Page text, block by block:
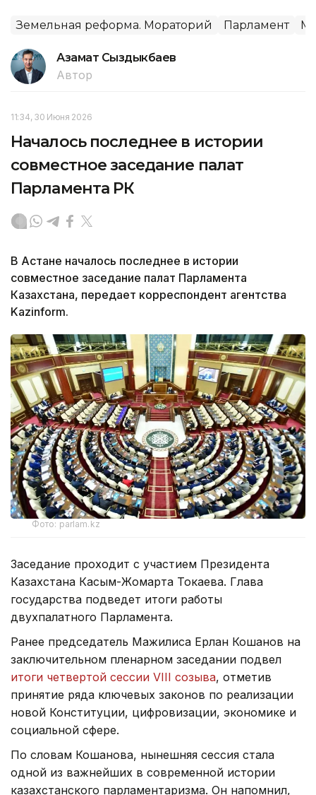
Земельная реформа. Мораторий Парламент
Азамат Сыздыкбаев
Автор
11:34, 30 Июня 2026
Началось последнее в истории
совместное заседание палат
Парламента РК
В Астане началось последнее в истории
совместное заседание палат Парламента
Казахстана, передает корреспондент агентства
Kazinform.
Фото: parlam.kz
Заседание проходит с участием Президента
Казахстана Касым-Жомарта Токаева. Глава
государства подведет итоги работы
двухпалатного Парламента.
Ранее председатель Мажилиса Ерлан Кошанов на
заключительном пленарном заседании подвел
итоги четвертой сессии VIII созыва, отметив
принятие ряда ключевых законов по реализации
новой Конституции, цифровизации, экономике и
социальной сфере.
По словам Кошанова, нынешняя сессия стала
одной из важнейших в современной истории
казахстанского парламентаризма. Он напомнил,